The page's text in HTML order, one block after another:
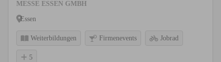
MESSE ESSEN GMBH
Essen
Weiterbildungen Firmenevents Jobrad
5